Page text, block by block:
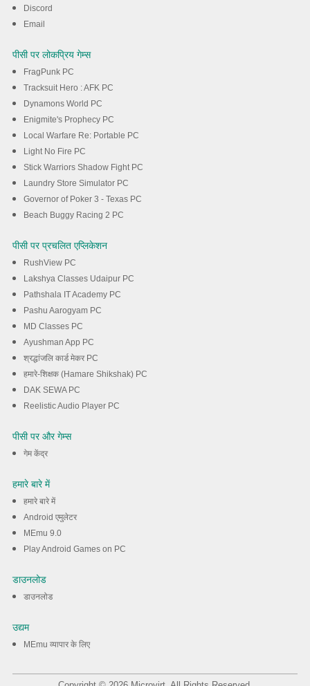
Discord
Email
पीसी पर लोकप्रिय गेम्स
FragPunk PC
Tracksuit Hero : AFK PC
Dynamons World PC
Enigmite's Prophecy PC
Local Warfare Re: Portable PC
Light No Fire PC
Stick Warriors Shadow Fight PC
Laundry Store Simulator PC
Governor of Poker 3 - Texas PC
Beach Buggy Racing 2 PC
पीसी पर प्रचलित एप्लिकेशन
RushView PC
Lakshya Classes Udaipur PC
Pathshala IT Academy PC
Pashu Aarogyam PC
MD Classes PC
Ayushman App PC
श्रद्धांजलि कार्ड मेकर PC
हमारे-शिक्षक (Hamare Shikshak) PC
DAK SEWA PC
Reelistic Audio Player PC
पीसी पर और गेम्स
गेम केंद्र
हमारे बारे में
हमारे बारे में
Android एमुलेटर
MEmu 9.0
Play Android Games on PC
डाउनलोड
डाउनलोड
उद्यम
MEmu व्यापार के लिए